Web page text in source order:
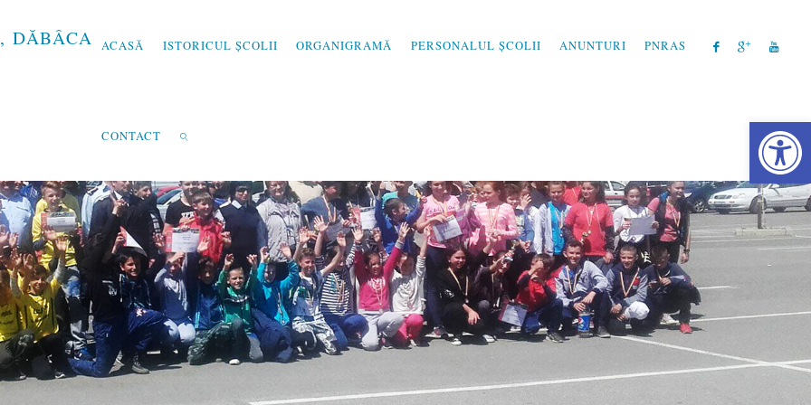
, DĂBÂCA ACASĂ ISTORICUL ȘCOLII ORGANIGRAMĂ PERSONALUL ȘCOLII ANUNTURI PNRAS
CONTACT
SEARCH